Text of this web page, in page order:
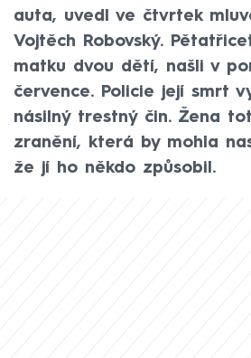
auta, uvedl ve čtvrtek
Vojtěch Robovský.
matku dvou dětí, našli v
července. Policie její smrt
násilný trestný čin. Žena
zranění, která by mohla
že jí ho někdo způsobil.